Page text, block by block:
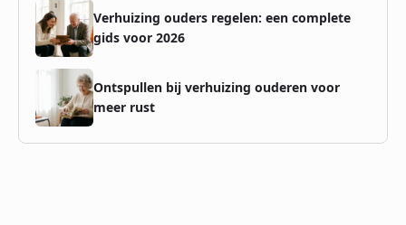
Verhuizing ouders regelen: een complete
gids voor 2026
Ontspullen bij verhuizing ouderen voor
meer rust